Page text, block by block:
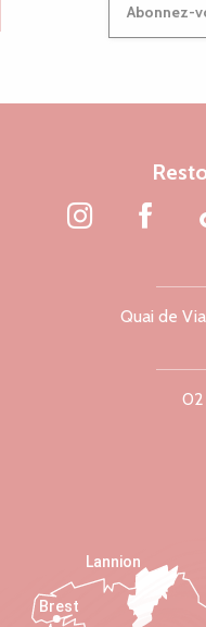
Abonnez-
Quai de
02
Lannion
Brest